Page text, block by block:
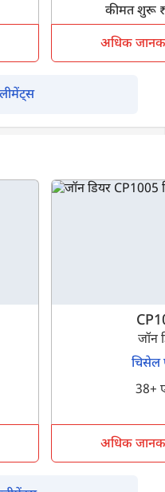
कीमत शुरू
अधिक
जॉन
चिसेल
38+
अधिक